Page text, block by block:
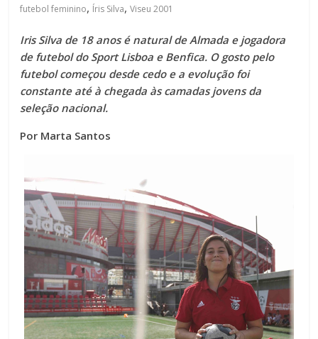
futebol feminino, Íris Silva,Viseu 2001
Iris Silva de 18 anos é natural de Almada e jogadora
de futebol do Sport Lisboa e Benfica. O gosto pelo
futebol começou desde cedo e a evolução foi
constante até à chegada às camadas jovens da
seleção nacional.
Por Marta Santos